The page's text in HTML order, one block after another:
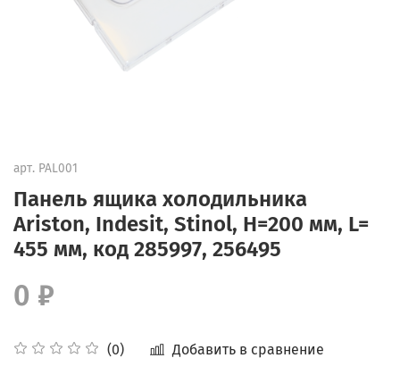
арт. PAL001
Панель ящика холодильника
Ariston, Indesit, Stinol, H=200 мм, L=
455 мм, код 285997, 256495
(0) Добавить в сравнение
0 ₽